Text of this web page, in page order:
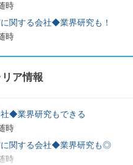
時
に関する会社◆業界研究も！
時
ア情報
社◆業界研究もできる
時
に関する会社◆業界研究も◎
時